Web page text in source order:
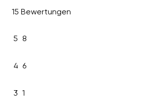
15 Bewertungen
5 8
4 6
3 1